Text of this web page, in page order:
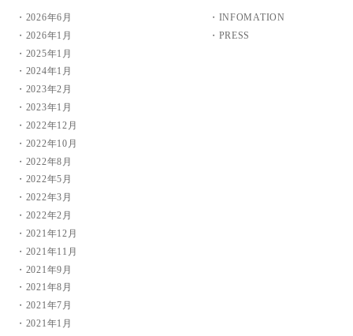
2026年6月
2026年1月
2025年1月
2024年1月
2023年2月
2023年1月
2022年12月
2022年10月
2022年8月
2022年5月
2022年3月
2022年2月
2021年12月
2021年11月
2021年9月
2021年8月
2021年7月
2021年1月
INFOMATION
PRESS